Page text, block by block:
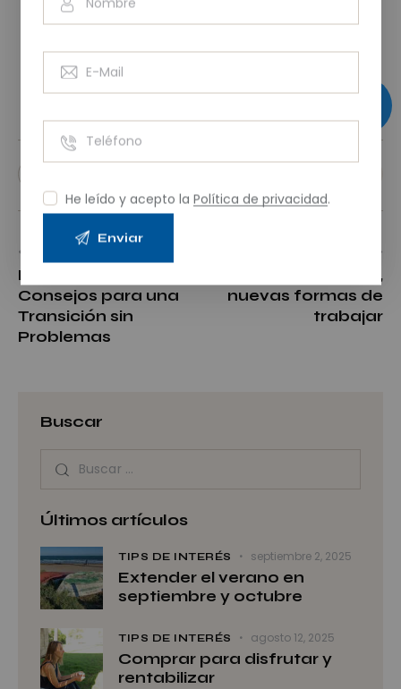
Mudarse sin estrés,
Consejos para una
Transición sin
Problemas
Digitalización,
nuevas formas de
trabajar
Buscar
Últimos artículos
TIPS DE INTERÉS septiembre 2, 2025
Extender el verano en
septiembre y octubre
TIPS DE INTERÉS agosto 12, 2025
Comprar para disfrutar y
rentabilizar
He leído y acepto la Política de privacidad.